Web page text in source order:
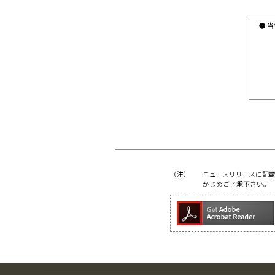
● 当
（注）
ニュースリリースに記
かじめご了承下さい。